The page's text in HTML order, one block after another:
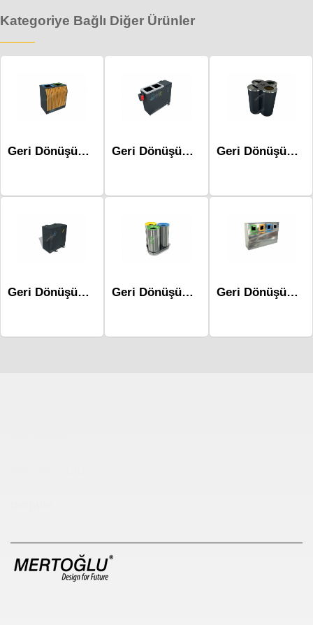
Kategoriye Bağlı Diğer Ürünler
Geri Dönüşüm Atık Üniteleri Mak-694b Geri Dönüşüm Atık Üniteleri Mak-678d Geri Dönüşüm Atık Üniteleri Mak-665c
Geri Dönüşüm Atık Üniteleri Mak-675b Geri Dönüşüm Atık Üniteleri Mak-629a Geri Dönüşüm Atık Üniteleri Mak-670a-Dörtlü